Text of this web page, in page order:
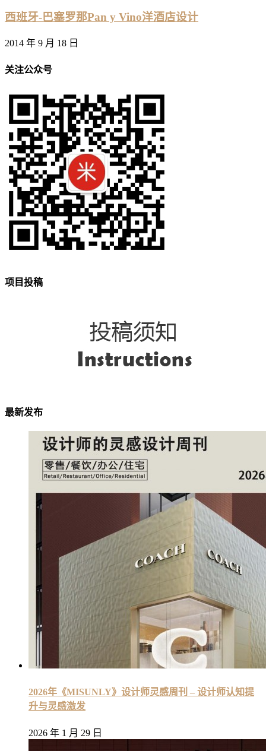
西班牙-巴塞罗那Pan y Vino洋酒店设计
2014 年 9 月 18 日
关注公众号
项目投稿
最新发布
2026年《MISUNLY》设计师灵感周刊 – 设计师认知提
升与灵感激发
2026 年 1 月 29 日